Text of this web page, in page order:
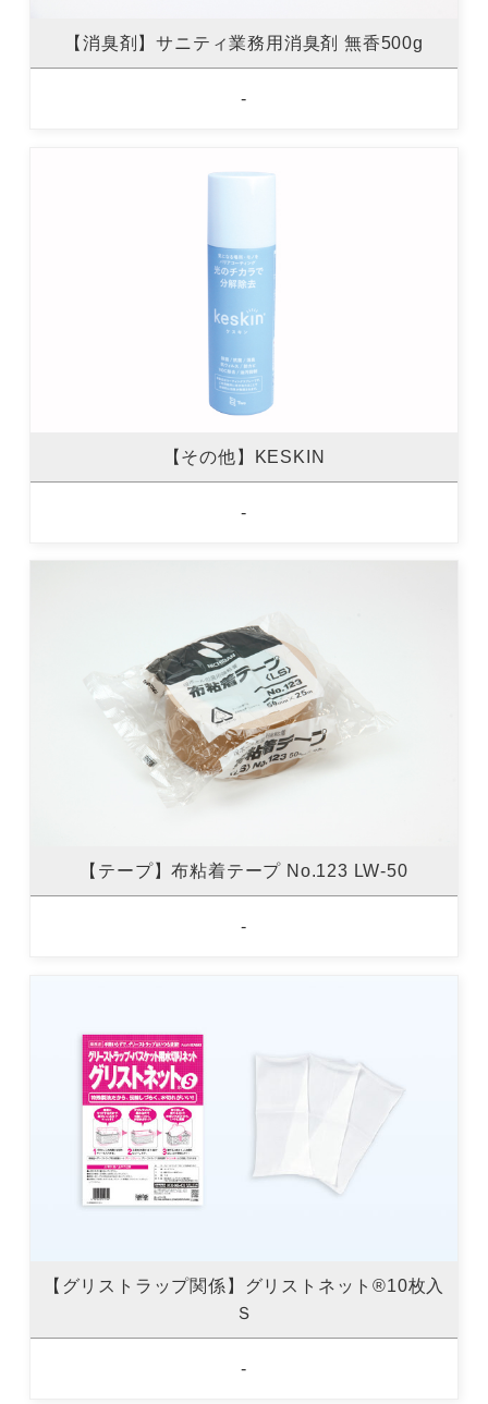
【消臭剤】サニティ業務用消臭剤 無香500g
-
【その他】KESKIN
-
【テープ】布粘着テープ No.123 LW-50
-
【グリストラップ関係】グリストネット®10枚入
Ｓ
-